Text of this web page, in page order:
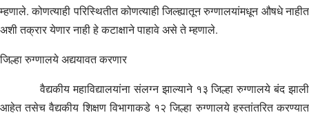
म्हणाले. कोणत्याही परिस्थितीत कोणत्याही जिल्ह्यातून रुग्णालयांमधून औषधे नाहीत
अशी तक्रार येणार नाही हे कटाक्षाने पाहावे असे ते म्हणाले.
जिल्हा रुग्णालये अद्ययावत करणार
वैद्यकीय महाविद्यालयांना संलग्न झाल्याने १३ जिल्हा रुग्णालये बंद झाली
आहेत तसेच वैद्यकीय शिक्षण विभागाकडे १२ जिल्हा रुग्णालये हस्तांतरित करण्यात